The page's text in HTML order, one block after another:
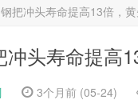
把冲头寿命提高13倍，
头寿命提高
3个月前 (05-24)